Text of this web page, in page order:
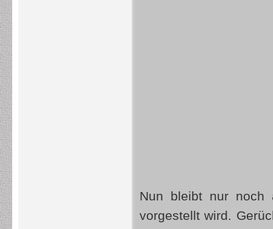
Nun bleibt nur noch
vorgestellt wird.